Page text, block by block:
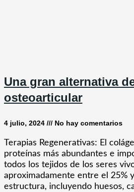
Una gran alternativa
osteoarticular
4 julio, 2024 No hay comentarios
Terapias Regenerativas: El
proteínas más abundantes e
todos los tejidos de los seres
aproximadamente entre el 25%
estructura, incluyendo huesos,